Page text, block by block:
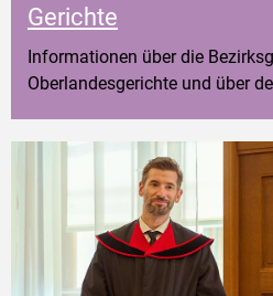
Gerichte
Informationen über die
Oberlandesgerichte und über